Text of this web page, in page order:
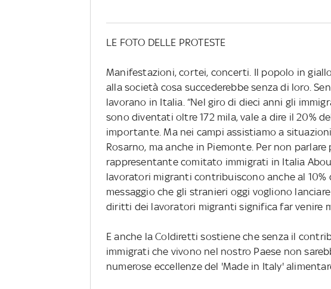
LE FOTO DELLE PROTESTE
Manifestazioni, cortei, concerti. Il popolo in
alla società cosa succederebbe senza di loro.
lavorano in Italia. “Nel giro di dieci anni gli
sono diventati oltre 172 mila, vale a dire il 20%
importante. Ma nei campi assistiamo a
Rosarno, ma anche in Piemonte. Per non parlare
rappresentante comitato immigrati in Italia
lavoratori migranti contribuiscono anche al 10%
messaggio che gli stranieri oggi vogliono
diritti dei lavoratori migranti significa far venire
E anche la Coldiretti sostiene che senza il
immigrati che vivono nel nostro Paese non
numerose eccellenze del 'Made in Italy'